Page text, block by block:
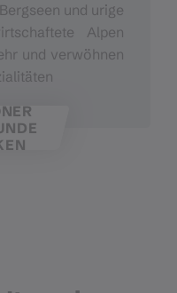
und urige
Alpen
und verwöhnen